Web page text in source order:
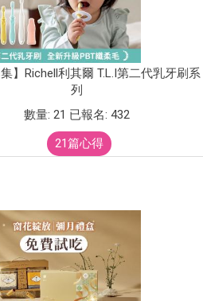
集】Richell利其爾 T.L.I第二代乳牙刷系
列
數量: 21 已報名: 432
21篇心得